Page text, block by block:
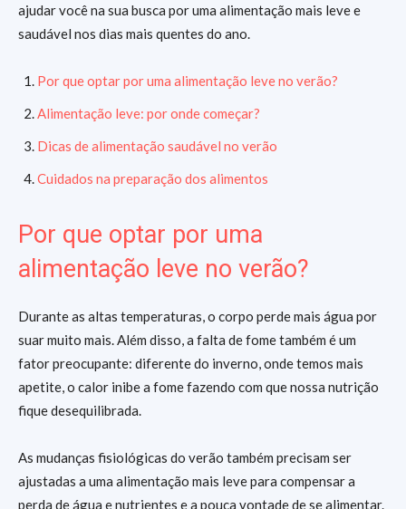
ajudar você na sua busca por uma alimentação mais leve e
saudável nos dias mais quentes do ano.
Por que optar por uma alimentação leve no verão?
Alimentação leve: por onde começar?
Dicas de alimentação saudável no verão
Cuidados na preparação dos alimentos
Por que optar por uma
alimentação leve no verão?
Durante as altas temperaturas, o corpo perde mais água por
suar muito mais. Além disso, a falta de fome também é um
fator preocupante: diferente do inverno, onde temos mais
apetite, o calor inibe a fome fazendo com que nossa nutrição
fique desequilibrada.
As mudanças fisiológicas do verão também precisam ser
ajustadas a uma alimentação mais leve para compensar a
perda de água e nutrientes e a pouca vontade de se alimentar.